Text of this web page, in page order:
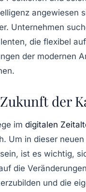
angewiesen
Unternehmen
die flexibel
der modernen
der
im digitalen
Um in dieser neuen
ist es wichtig,
die
und die